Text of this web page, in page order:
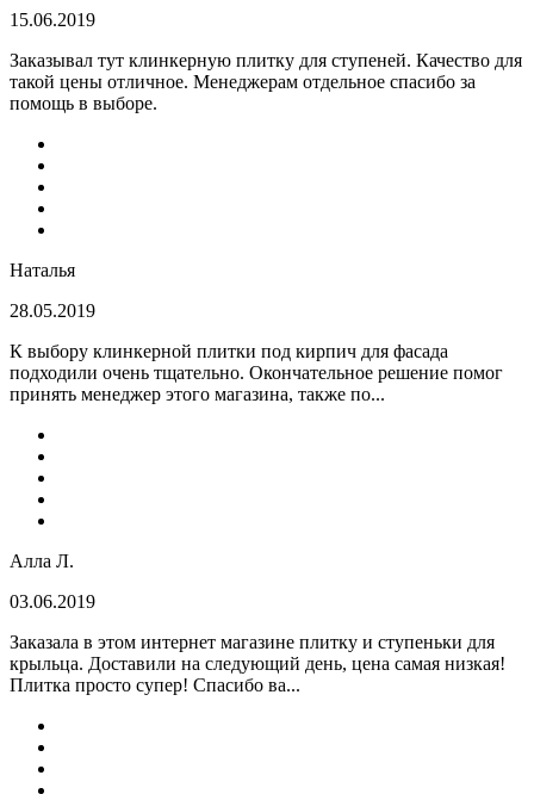
15.06.2019
Заказывал тут клинкерную плитку для ступеней. Качество для
такой цены отличное. Менеджерам отдельное спасибо за
помощь в выборе.
Наталья
28.05.2019
К выбору клинкерной плитки под кирпич для фасада
подходили очень тщательно. Окончательное решение помог
принять менеджер этого магазина, также по...
Алла Л.
03.06.2019
Заказала в этом интернет магазине плитку и ступеньки для
крыльца. Доставили на следующий день, цена самая низкая!
Плитка просто супер! Спасибо ва...